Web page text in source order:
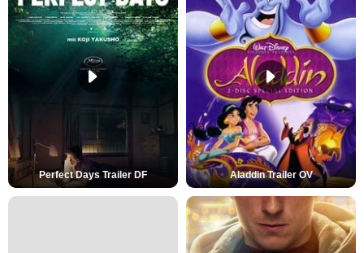
Perfect Days Trailer DF Aladdin Trailer OV